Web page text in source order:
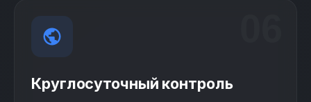
Круглосуточный контроль